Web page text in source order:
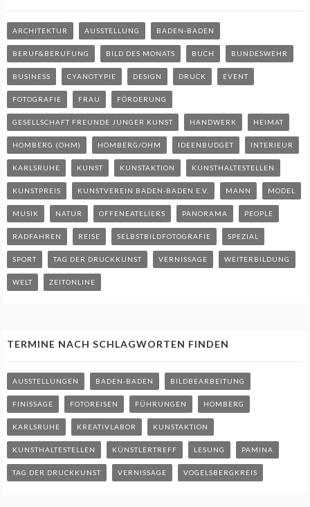
ARCHITEKTUR AUSSTELLUNG BADEN-BADEN
BERUF&BERUFUNG BILD DES MONATS BUCH BUNDESWEHR
BUSINESS CYANOTYPIE DESIGN DRUCK EVENT
FOTOGRAFIE FRAU FÖRDERUNG
GESELLSCHAFT FREUNDE JUNGER KUNST HANDWERK HEIMAT
HOMBERG (OHM) HOMBERG/OHM IDEENBUDGET INTERIEUR
KARLSRUHE KUNST KUNSTAKTION KUNSTHALTESTELLEN
KUNSTPREIS KUNSTVEREIN BADEN-BADEN E.V. MANN MODEL
MUSIK NATUR OFFENEATELIERS PANORAMA PEOPLE
RADFAHREN REISE SELBSTBILDFOTOGRAFIE SPEZIAL
SPORT TAG DER DRUCKKUNST VERNISSAGE WEITERBILDUNG
WELT ZEITONLINE
TERMINE NACH SCHLAGWORTEN FINDEN
AUSSTELLUNGEN BADEN-BADEN BILDBEARBEITUNG
FINISSAGE FOTOREISEN FÜHRUNGEN HOMBERG
KARLSRUHE KREATIVLABOR KUNSTAKTION
KUNSTHALTESTELLEN KÜNSTLERTREFF LESUNG PAMINA
TAG DER DRUCKKUNST VERNISSAGE VOGELSBERGKREIS